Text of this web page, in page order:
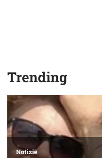
Trending